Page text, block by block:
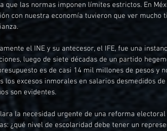
que las normas imponen límites estrictos. En
con nuestra economía tuvieron que ver mucho
el INE y su antecesor, el IFE, fue una
luego de siete décadas de un partido
es de casi 14 mil millones de pesos y
los excesos inmorales en salarios desmedidos
son evidentes.
la necesidad urgente de una reforma
¿qué nivel de escolaridad debe tener un